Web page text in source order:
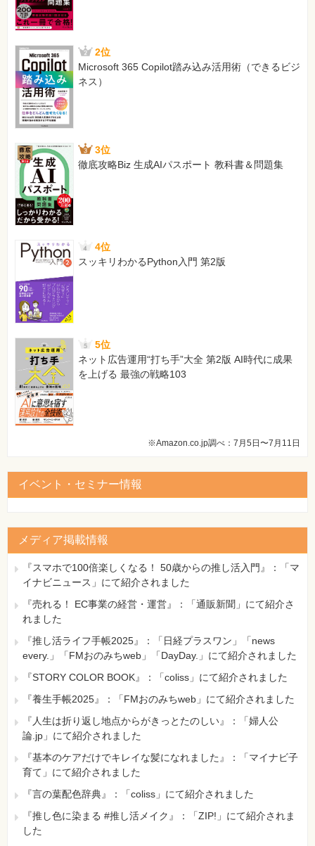
2位
Microsoft 365 Copilot踏み込み活用術（できるビジ
ネス）
3位
徹底攻略Biz 生成AIパスポート 教科書＆問題集
4位
スッキリわかるPython入門 第2版
5位
ネット広告運用“打ち手”大全 第2版 AI時代に成果
を上げる 最強の戦略103
※Amazon.co.jp調べ：7月5日〜7月11日
イベント・セミナー情報
メディア掲載情報
『スマホで100倍楽しくなる！ 50歳からの推し活入門』：「マ
イナビニュース」にて紹介されました
『売れる！ EC事業の経営・運営』：「通販新聞」にて紹介さ
れました
『推し活ライフ手帳2025』：「日経プラスワン」「news
every.」「FMおのみちweb」「DayDay.」にて紹介されました
『STORY COLOR BOOK』：「coliss」にて紹介されました
『養生手帳2025』：「FMおのみちweb」にて紹介されました
『人生は折り返し地点からがきっとたのしい』：「婦人公
論.jp」にて紹介されました
『基本のケアだけでキレイな髪になれました』：「マイナビ子
育て」にて紹介されました
『言の葉配色辞典』：「coliss」にて紹介されました
『推し色に染まる #推し活メイク』：「ZIP!」にて紹介されま
した